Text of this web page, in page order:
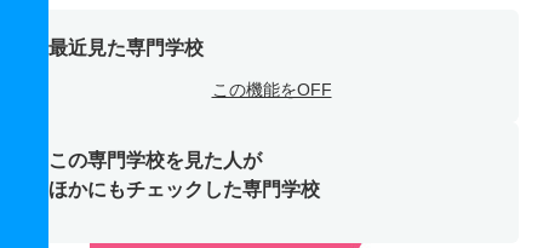
最近見た専門学校
この機能をOFF
この専門学校を見た人が
ほかにもチェックした専門学校